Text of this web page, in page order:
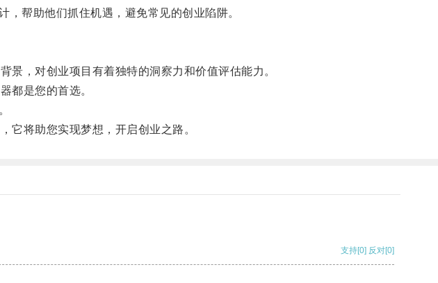
帮助他们抓住机遇，避免常见的创业陷阱。
，对创业项目有着独特的洞察力和价值评估能力。
都是您的首选。
将助您实现梦想，开启创业之路。
支持[0] 反对[0]